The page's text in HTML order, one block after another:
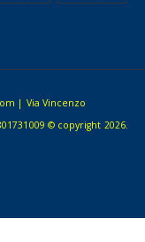
| Via Vincenzo
© copyright 2026.